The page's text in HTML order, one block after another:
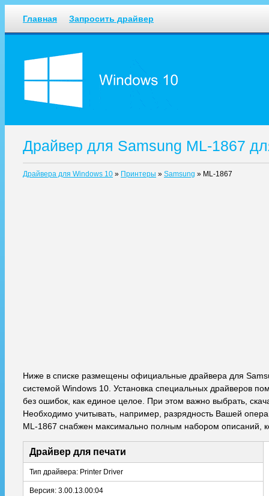
Главная Запросить драйвер
Драйвер для Samsung ML-1867
Драйвера для Windows 10 » Принтеры » Samsung » ML-1867
Ниже в списке размещены официальные драйвера для
системой Windows 10. Установка специальных драйверов
без ошибок, как единое целое. При этом важно выбрать,
Необходимо учитывать, например, разрядность Вашей
ML-1867 снабжен максимально полным набором описаний,
Драйвер для печати
Тип драйвера: Printer Driver
Версия: 3.00.13.00:04